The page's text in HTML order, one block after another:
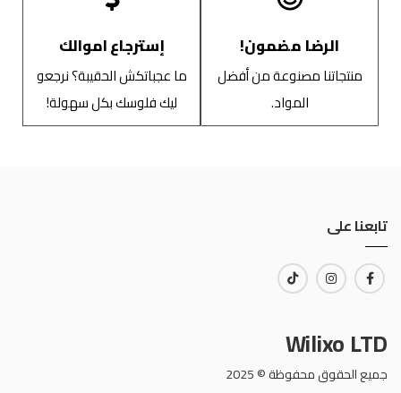
الرضا مضمون!
منتجاتنا مصنوعة من أفضل
المواد.
إسترجاع اموالك
ما عجباتكش الحقيبة؟ نرجعو
ليك فلوسك بكل سهولة!
تابعنا على
Wilixo LTD
جميع الحقوق محفوظة © 2025